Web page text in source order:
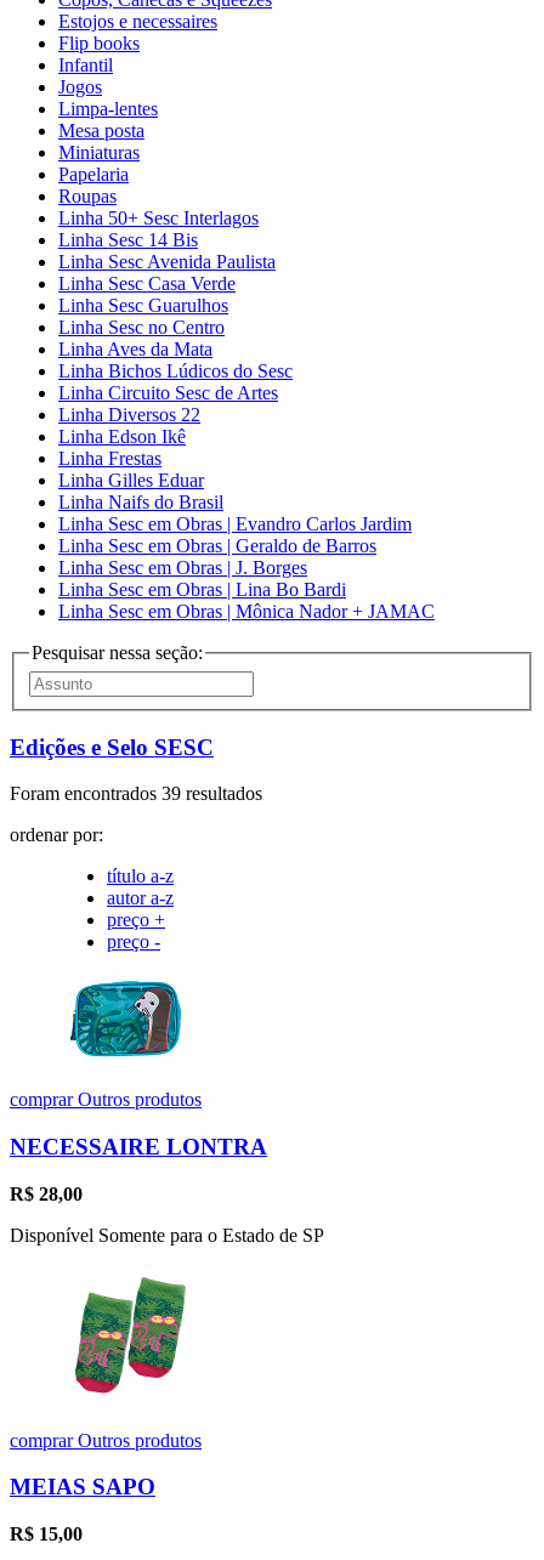
Estojos e necessaires
Flip books
Infantil
Jogos
Limpa-lentes
Mesa posta
Miniaturas
Papelaria
Roupas
Linha 50+ Sesc Interlagos
Linha Sesc 14 Bis
Linha Sesc Avenida Paulista
Linha Sesc Casa Verde
Linha Sesc Guarulhos
Linha Sesc no Centro
Linha Aves da Mata
Linha Bichos Lúdicos do Sesc
Linha Circuito Sesc de Artes
Linha Diversos 22
Linha Edson Ikê
Linha Frestas
Linha Gilles Eduar
Linha Naifs do Brasil
Linha Sesc em Obras | Evandro Carlos Jardim
Linha Sesc em Obras | Geraldo de Barros
Linha Sesc em Obras | J. Borges
Linha Sesc em Obras | Lina Bo Bardi
Linha Sesc em Obras | Mônica Nador + JAMAC
Pesquisar nessa seção:
Edições e Selo SESC
Foram encontrados 39 resultados
ordenar por:
título a-z
autor a-z
preço +
preço -
comprarOutros produtos
NECESSAIRE LONTRA
R$ 28,00
Disponível Somente para o Estado de SP
comprarOutros produtos
MEIAS SAPO
R$ 15,00